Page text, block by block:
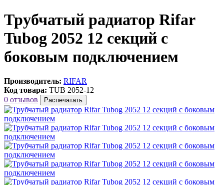
Трубчатый радиатор Rifar
Tubog 2052 12 секций с
боковым подключением
Производитель: RIFAR
Код товара: TUB 2052-12
0 отзывов
Распечатать